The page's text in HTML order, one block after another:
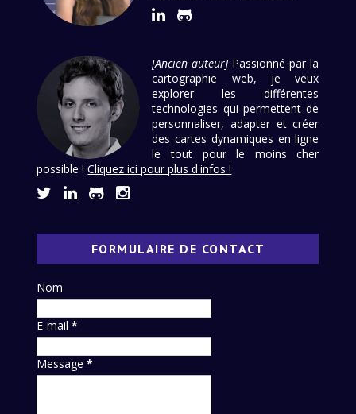
[Ancien auteur]Passionné par la
cartographie web, je veux
explorer les différentes
technologies qui permettent de
personnaliser, adapter et créer
des cartes dynamiques en ligne
le tout pour le moins cher
possible !Cliquez ici pour plus d'infos !
FORMULAIRE DE CONTACT
Nom
E-mail*
Message*